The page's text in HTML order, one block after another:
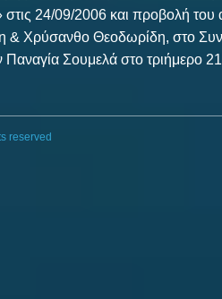
24/09/2006 και προβολή του
& Χρύσανθο Θεοδωρίδη, στο
Σουμελά στο τριήμερο
reserved